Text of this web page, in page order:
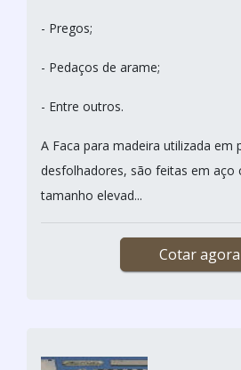
- Pregos;
- Pedaços de arame;
- Entre outros.
A Faca para madeira utilizada em
desfolhadores, são feitas em aço
tamanho elevad...
Cotar agora